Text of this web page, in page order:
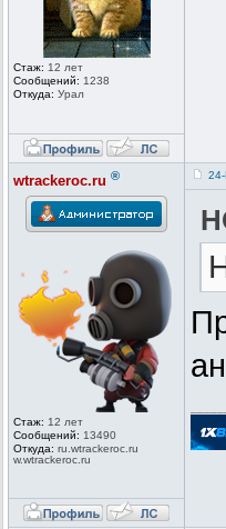
Стаж: 12 лет
Сообщений: 1238
Откуда: Урал
wtrackeroc.ru ®
Стаж: 12 лет
Сообщений: 13490
Откуда: ru.wtrackeroc.ru
w.wtrackeroc .ru